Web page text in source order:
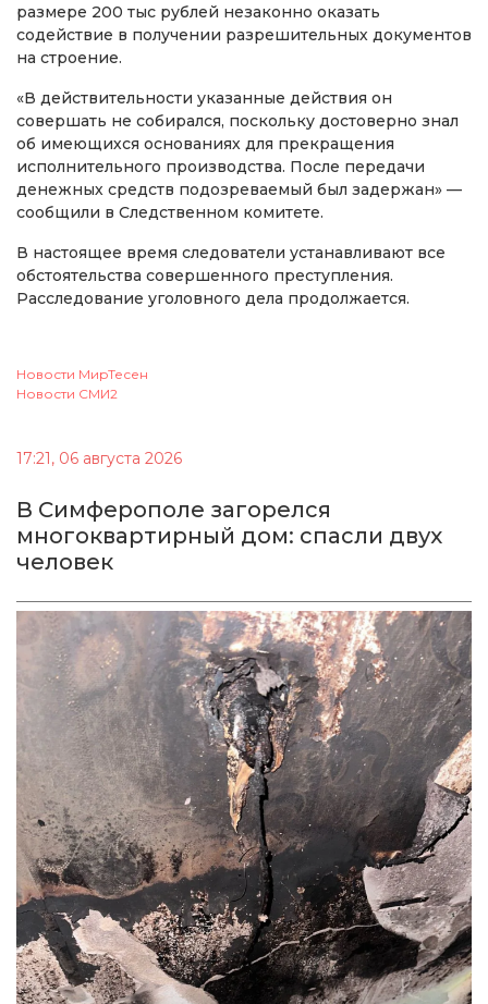
размере 200 тыс рублей незаконно оказать
содействие в получении разрешительных документов
на строение.
«В действительности указанные действия он
совершать не собирался, поскольку достоверно знал
об имеющихся основаниях для прекращения
исполнительного производства. После передачи
денежных средств подозреваемый был задержан» —
сообщили в Следственном комитете.
В настоящее время следователи устанавливают все
обстоятельства совершенного преступления.
Расследование уголовного дела продолжается.
Новости МирТесен
Новости СМИ2
17:21, 06 августа 2026
В Симферополе загорелся
многоквартирный дом: спасли двух
человек